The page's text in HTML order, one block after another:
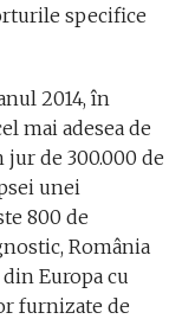
specifice
2014, în
mai adesea de
de 300.000 de
unei
800 de
România
Europa cu
furnizate de